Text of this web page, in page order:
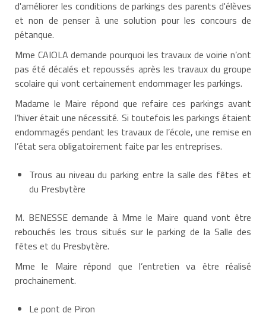
d'améliorer les conditions de parkings des parents d'élèves
et non de penser à une solution pour les concours de
pétanque.
Mme CAIOLA demande pourquoi les travaux de voirie n’ont
pas été décalés et repoussés après les travaux du groupe
scolaire qui vont certainement endommager les parkings.
Madame le Maire répond que refaire ces parkings avant
l’hiver était une nécessité. Si toutefois les parkings étaient
endommagés pendant les travaux de l’école, une remise en
l’état sera obligatoirement faite par les entreprises.
Trous au niveau du parking entre la salle des fêtes et
du Presbytère
M. BENESSE demande à Mme le Maire quand vont être
rebouchés les trous situés sur le parking de la Salle des
fêtes et du Presbytère.
Mme le Maire répond que l’entretien va être réalisé
prochainement.
Le pont de Piron